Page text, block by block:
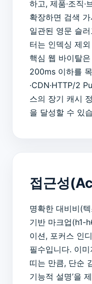
하고, 제품·조직·
확장하면 검색
일관된 영문 슬
터는 인덱싱 제
핵심 웹 바이탈
200ms 이하를
·CDN·HTTP/2
스의 장기 캐시
을 달성할 수 있
접근성
명확한 대비비(
기반 마크업(h1-
이션, 포커스 인
필수입니다. 이
띠는 만큼, 단순
기능적 설명’을